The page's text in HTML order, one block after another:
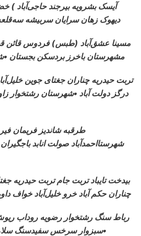
آیسک بشرویه بیرجند
دیهوک زهان سرایان سربیشه
مسینا عشق‌آباد (طبس) فردوس قائن
مشهرستان باخرز بردسکن بجستان
تربت حیدریه چناران جغتای جوین
درگز دولت آباد •شهرستان رشتخوار
طرقبه شاندیز فریمان
شهرستااحمدآباد صولت انابد
بیدخت تایباد تربت جام تربت حیدریه
چناران حکم آباد خرو خلیل‌آباد خواف
(خراسان رضوی) رباط سنگ رشتخوار رضویه روداب
•سبزوار سرخس سفیدسنگ